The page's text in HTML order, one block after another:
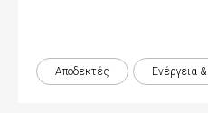
Αποδεκτές Ενέργεια